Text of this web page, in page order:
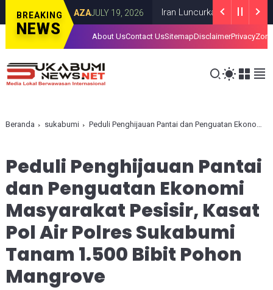
BREAKING
NEWS
Gaza GAZAJULY 19, 2026 Iran Luncurkan Rudal ke
About UsContact UsSitemapDisclaimerPrivacy
Beranda sukabumi Peduli Penghijauan Pantai dan Penguatan Ekonomi Masyarakat Pesisir, Kasat Pol Air Polres Sukabumi Tanam 1.500 Bibit Pohon Mangrove
Peduli Penghijauan Pantai
dan Penguatan Ekonomi
Masyarakat Pesisir, Kasat
Pol Air Polres Sukabumi
Tanam 1.500 Bibit Pohon
Mangrove